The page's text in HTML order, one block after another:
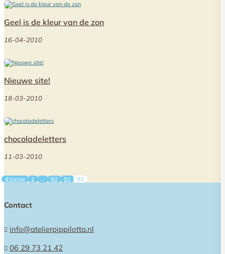
Geel is de kleur van de zon
16-04-2010
Nieuwe site!
18-03-2010
chocoladeletters
11-03-2010
Vorige 1 … 90 91 92
Contact
 info@atelierpippilotta.nl
 06 29 73 21 42